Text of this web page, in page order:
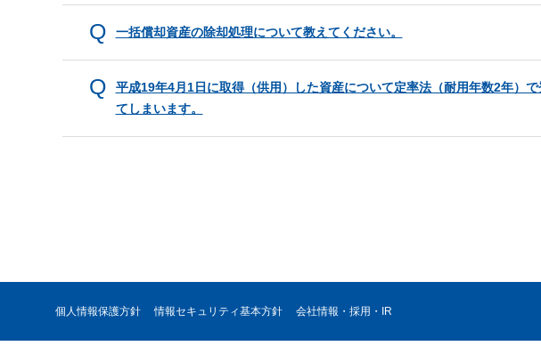
一括償却資産の除却処理について教えてください。
平成19年4月1日に取得（供用）した資産について定率法（耐用年数2年）
てしまいます。
個人情報保護方針 情報セキュリティ基本方針 会社情報・採用・IR